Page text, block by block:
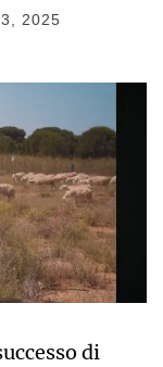
2025
di